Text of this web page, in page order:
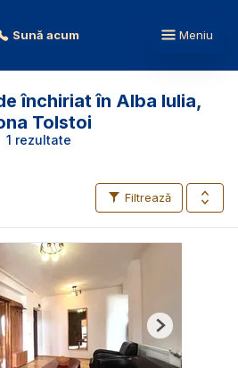
Sună acum Meniu
1 rezultate
închiriat în Alba Iulia,
Tolstoi
Filtrează
Next